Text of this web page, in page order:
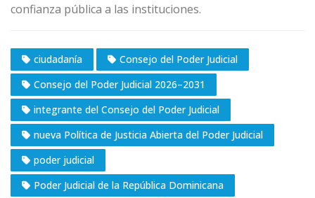
confianza pública a las instituciones.
ciudadanía
Consejo del Poder Judicial
Consejo del Poder Judicial 2026–2031
integrante del Consejo del Poder Judicial
nueva Política de Justicia Abierta del Poder Judicial
poder judicial
Poder Judicial de la República Dominicana